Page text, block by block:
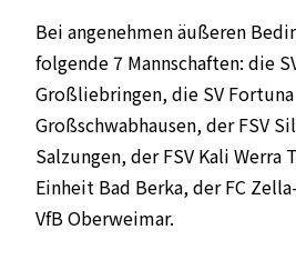
Bei angenehmen äußeren
folgende 7 Mannschaften: die
Großliebringen, die SV Fortuna
Großschwabhausen, der FSV
Salzungen, der FSV Kali Werra
Einheit Bad Berka, der FC
VfB Oberweimar.